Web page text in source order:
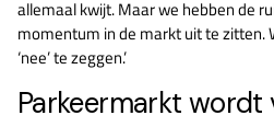
allemaal kwijt. Maar we hebben de
momentum in de markt uit te zitten.
‘nee’ te zeggen.’
Parkeermarkt wordt